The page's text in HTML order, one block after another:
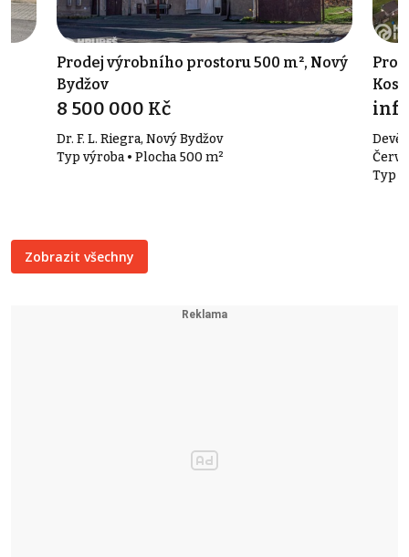
Prodej výrobního prostoru 500 m², Nový
Bydžov
8 500 000 Kč
Dr. F. L. Riegra, Nový Bydžov
Typ výroba • Plocha 500 m²
Typ
Zobrazit všechny